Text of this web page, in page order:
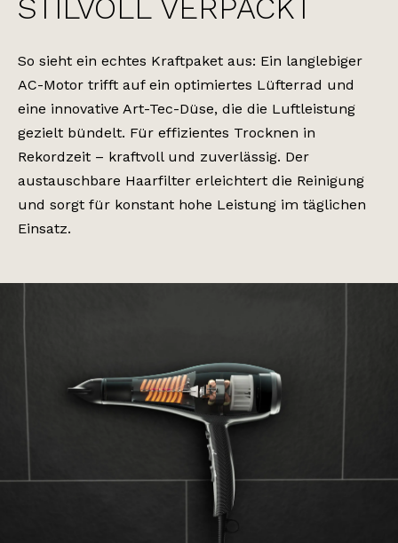
STILVOLL VERPACKT
So sieht ein echtes Kraftpaket aus: Ein langlebiger
AC-Motor trifft auf ein optimiertes Lüfterrad und
eine innovative Art-Tec-Düse, die die Luftleistung
gezielt bündelt. Für effizientes Trocknen in
Rekordzeit – kraftvoll und zuverlässig. Der
austauschbare Haarfilter erleichtert die Reinigung
und sorgt für konstant hohe Leistung im täglichen
Einsatz.